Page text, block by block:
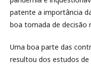
patente a importância
boa tomada de decisão
Uma boa parte das
resultou dos estudos de